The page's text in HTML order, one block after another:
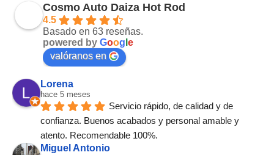
Cosmo Auto Daiza Hot Rod
4.5
Basado en 63 reseñas.
powered by Goog e
valóranos en
Lorena
hace 5 meses
Servicio rápido, de calidad y de
confianza. Buenos acabados y personal amable y
atento. Recomendable 100%.
Miguel Antonio